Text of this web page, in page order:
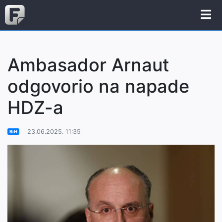
Ambasador Arnaut
odgovorio na napade
HDZ-a
BiH 23.06.2025. 11:35